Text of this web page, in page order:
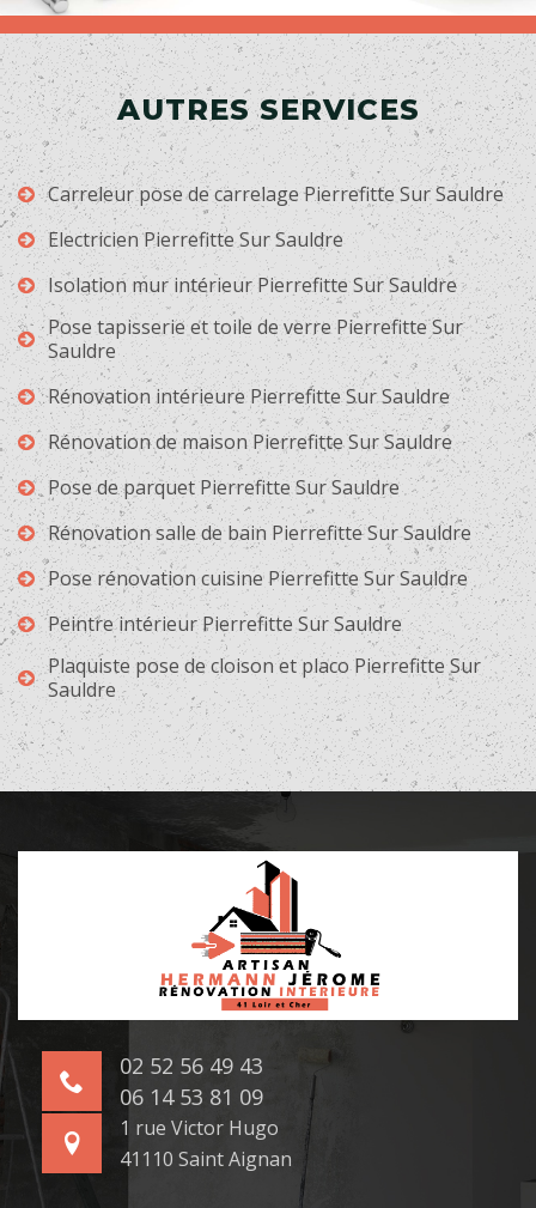
AUTRES SERVICES
Carreleur pose de carrelage Pierrefitte Sur Sauldre
Electricien Pierrefitte Sur Sauldre
Isolation mur intérieur Pierrefitte Sur Sauldre
Pose tapisserie et toile de verre Pierrefitte Sur
Sauldre
Rénovation intérieure Pierrefitte Sur Sauldre
Rénovation de maison Pierrefitte Sur Sauldre
Pose de parquet Pierrefitte Sur Sauldre
Rénovation salle de bain Pierrefitte Sur Sauldre
Pose rénovation cuisine Pierrefitte Sur Sauldre
Peintre intérieur Pierrefitte Sur Sauldre
Plaquiste pose de cloison et placo Pierrefitte Sur
Sauldre
02 52 56 49 43
06 14 53 81 09
1 rue Victor Hugo
41110 Saint Aignan